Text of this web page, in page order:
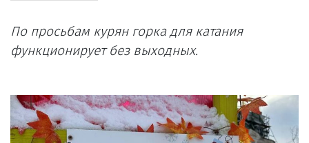
По просьбам курян горка для катания
функционирует без выходных.